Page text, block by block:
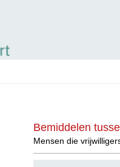
Bemiddelen
Mensen die